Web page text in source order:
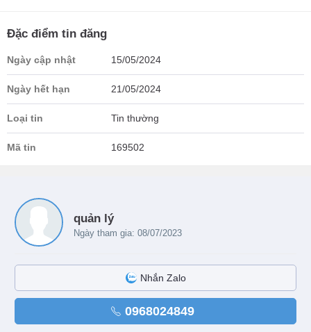
Đặc điểm tin đăng
Ngày cập nhật 15/05/2024
Ngày hết hạn 21/05/2024
Loại tin Tin thường
Mã tin 169502
quản lý
Ngày tham gia: 08/07/2023
Nhắn Zalo
0968024849